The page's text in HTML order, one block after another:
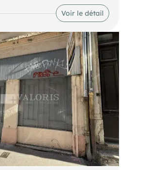
idéal pour des bureaux ou une
Voir le détail